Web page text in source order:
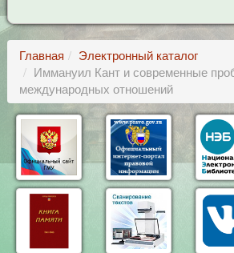
Главная
Электронный каталог
Иммануил Кант и современные
международных отношений